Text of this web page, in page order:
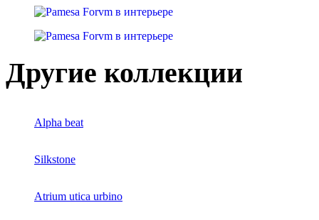
Другие коллекции
Alpha beat
Silkstone
Atrium utica urbino